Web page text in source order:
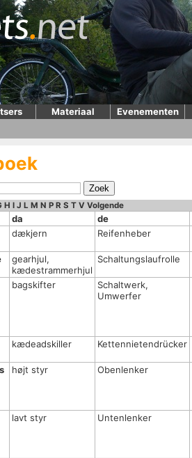
Materiaal Evenementen
H I J L M N P R S T V Volgende
da
de
dækjern Reifenheber
gearhjul,
kædestrammerhjul
Schaltungslaufrolle
bagskifter
Schaltwerk,
Umwerfer
kædeadskiller Kettennietendrücker
højt styr Obenlenker
lavt styr Untenlenker